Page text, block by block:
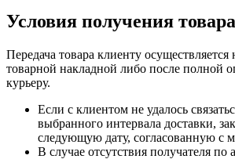
Условия получения товара
Передача товара клиенту осуществляется
товарной накладной либо после полной
курьеру.
Если с клиентом не удалось
выбранного интервала доставки,
следующую дату, согласованную с
В случае отсутствия получателя по